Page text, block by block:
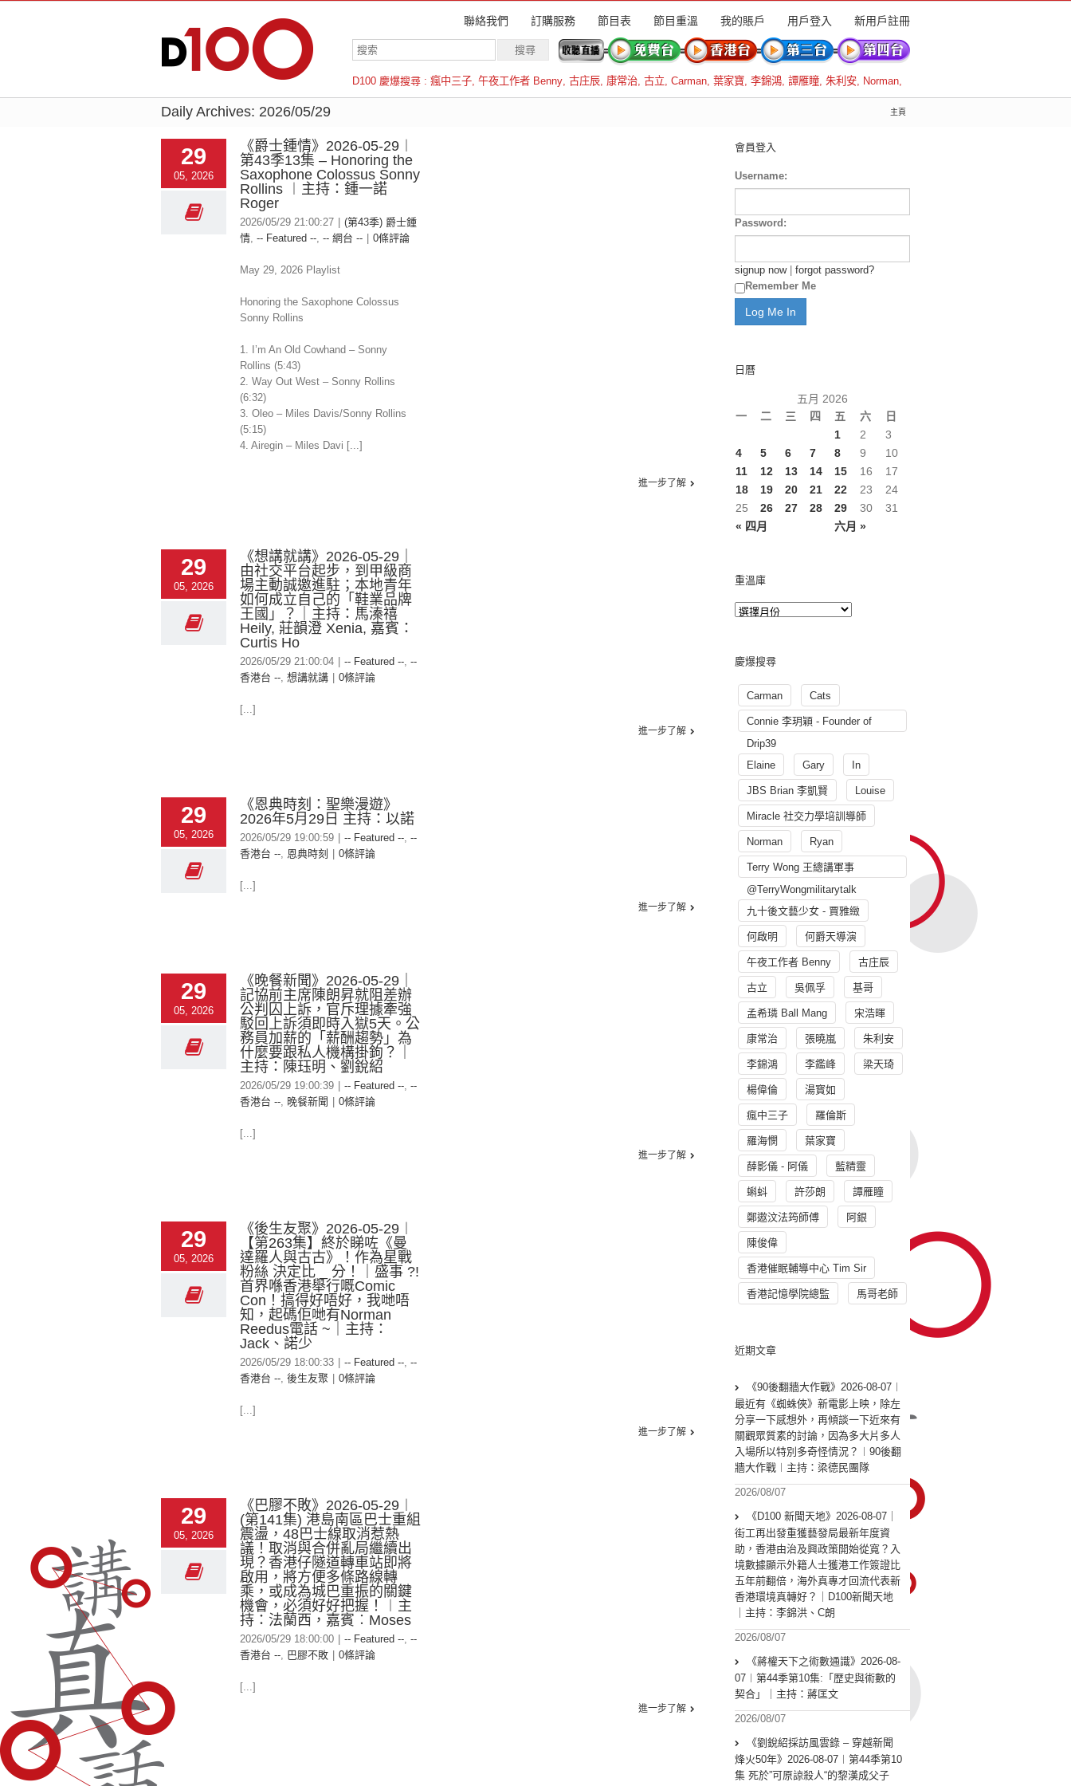
聯絡我們 訂購服務 節目表 節目重溫 我的賬戶 用戶登入 新用戶註冊
D100 慶爆搜尋 : 瘋中三子, 午夜工作者 Benny, 古庄辰, 康常治, 古立, Carman, 葉家寶, 李錦鴻, 譚雁瞳, 朱利安, Norman,
羅倫斯
Daily Archives: 2026/05/29 主頁
29
05, 2026
《爵士鍾情》2026-05-29︱
第43季13集 – Honoring the
Saxophone Colossus Sonny
Rollins ︱主持：鍾一諾
Roger
2026/05/29 21:00:27
(第43季) 爵士鍾
情, -- Featured --, -- 網台 -- 0條評論
May 29, 2026 Playlist
Honoring the Saxophone Colossus
Sonny Rollins
1. I’m An Old Cowhand – Sonny
Rollins (5:43)
2. Way Out West – Sonny Rollins
(6:32)
3. Oleo – Miles Davis/Sonny Rollins
(5:15)
4. Airegin – Miles Davi [...]
進一步了解
29
05, 2026
《想講就講》2026-05-29｜
由社交平台起步，到甲級商
場主動誠邀進駐；本地青年
如何成立自己的「鞋業品牌
王國」？｜主持：馬溱禧
Heily, 莊韻澄 Xenia, 嘉賓：
Curtis Ho
2026/05/29 21:00:04 -- Featured --, --
香港台 --, 想講就講 0條評論
[...]
進一步了解
29
05, 2026
《恩典時刻：聖樂漫遊》
2026年5月29日 主持：以諾
2026/05/29 19:00:59 -- Featured --, --
香港台 --, 恩典時刻 0條評論
[...]
進一步了解
29
05, 2026
《晚餐新聞》2026-05-29｜
記協前主席陳朗昇就阻差辦
公判囚上訴，官斥理據牽強
駁回上訴須即時入獄5天。公
務員加薪的「薪酬趨勢」為
什麼要跟私人機構掛鉤？｜
主持：陳珏明、劉銳紹
2026/05/29 19:00:39 -- Featured --, --
香港台 --, 晚餐新聞 0條評論
[...]
進一步了解
29
05, 2026
《後生友聚》2026-05-29︱
【第263集】終於睇咗《曼
達羅人與古古》！作為星戰
粉絲 決定比 _ 分！｜盛事 ?!
首界喺香港舉行嘅Comic
Con！搞得好唔好，我哋唔
知，起碼佢哋有Norman
Reedus電話 ~｜主持：
Jack、諾少
2026/05/29 18:00:33 -- Featured --, --
香港台 --, 後生友聚 0條評論
[...]
進一步了解
29
05, 2026
《巴膠不敗》2026-05-29︱
(第141集) 港島南區巴士重組
震盪，48巴士線取消惹熱
議！取消與合併亂局繼續出
現？香港仔隧道轉車站即將
啟用，將方便多條路線轉
乘，或成為城巴重振的關鍵
機會，必須好好把握！︱主
持：法蘭西，嘉賓︰Moses
2026/05/29 18:00:00 -- Featured --, --
香港台 --, 巴膠不敗 0條評論
[...]
進一步了解
會員登入
Username:
Password:
signup now| forgot password?
Remember Me
日曆
五月 2026
一
二 三 四 五 六 日
« 四月 六月 »
1 2
3
4
5 6 7 8 9
10
11
12 13 14 15 16
17
18
19 20 21 22 23
24
25
26 27 28 29 30 31
重溫庫
慶爆搜尋
Carman Cats
Connie 李玥穎 - Founder of
Drip39
Elaine
Gary In
JBS Brian 李凱賢 Louise
Miracle 社交力學培訓導師
Norman Ryan
Terry Wong 王總講軍事
@TerryWongmilitarytalk
九十後文藝少女 - 賈雅緻
何啟明 何爵天導演
午夜工作者 Benny 古庄辰
古立 吳佩孚 基哥
孟希璘 Ball Mang 宋浩暉
康常治 張曉嵐 朱利安
李錦鴻 李鑑峰 梁天琦
楊偉倫 湯寳如
瘋中三子 羅倫斯
羅海憫 葉家寶
薛影儀 - 阿儀 藍精靈
蝌蚪 許莎朗 譚雁瞳
鄭遨汶法筠師傅 阿銀
陳俊偉
香港催眠輔導中心 Tim Sir
香港記憶學院總監 馬哥老師
近期文章
《90後翻牆大作戰》2026-08-07︱
最近有《蜘蛛俠》新電影上映，除左
分享一下感想外，再傾談一下近來有
關觀眾質素的討論，因為多大片多人
入場所以特別多奇怪情況？︱90後翻
牆大作戰︱主持：梁德民團隊
2026/08/07
《D100 新聞天地》2026-08-07｜
街工再出發重獲藝發局最新年度資
助，香港由治及興政策開始從寬？入
境數據顯示外籍人士獲港工作簽證比
五年前翻倍，海外真專才回流代表新
香港環境真轉好？｜D100新聞天地
｜主持：李錦洪、C朗
2026/08/07
《蔣權天下之術數通識》2026-08-
07︱第44季第10集:「歴史與術數的
契合」｜主持：蔣匡文
2026/08/07
《劉銳紹採訪風雲錄 – 穿越新聞
烽火50年》2026-08-07︱第44季第10
集 死於”可原諒殺人“的黎漢成父子